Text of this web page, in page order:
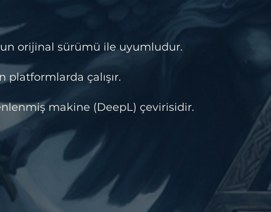
orijinal sürümü ile uyumludur.
platformlarda çalışır.
makine (DeepL) çevirisidir.